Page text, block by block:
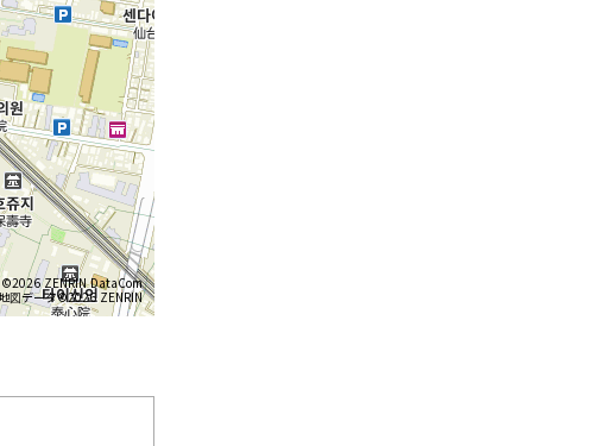
©2026 ZENRIN DataCom
図データ©2026 ZENRIN